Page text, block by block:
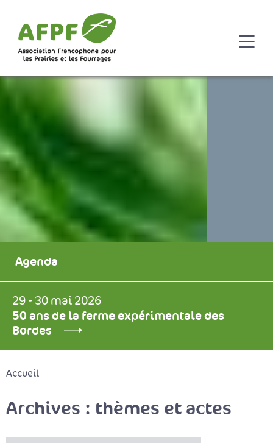
Agenda
29 - 30 mai 2026
50 ans de la ferme expérimentale des
Bordes
Accueil
Archives : thèmes et actes